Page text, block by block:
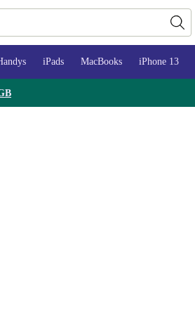
iPads MacBooks iPhone 13